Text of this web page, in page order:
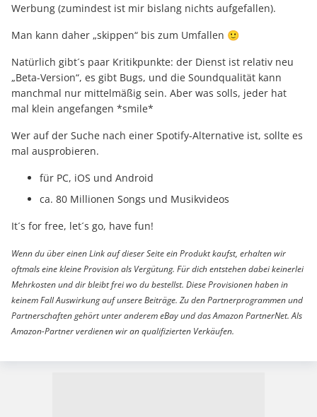
Werbung (zumindest ist mir bislang nichts aufgefallen).
Man kann daher „skippen“ bis zum Umfallen 🙂
Natürlich gibt´s paar Kritikpunkte: der Dienst ist relativ neu
„Beta-Version“, es gibt Bugs, und die Soundqualität kann
manchmal nur mittelmäßig sein. Aber was solls, jeder hat
mal klein angefangen *smile*
Wer auf der Suche nach einer Spotify-Alternative ist, sollte es
mal ausprobieren.
für PC, iOS und Android
ca. 80 Millionen Songs und Musikvideos
It´s for free, let´s go, have fun!
Wenn du über einen Link auf dieser Seite ein Produkt kaufst, erhalten wir
oftmals eine kleine Provision als Vergütung. Für dich entstehen dabei keinerlei
Mehrkosten und dir bleibt frei wo du bestellst. Diese Provisionen haben in
keinem Fall Auswirkung auf unsere Beiträge. Zu den Partnerprogrammen und
Partnerschaften gehört unter anderem eBay und das Amazon PartnerNet. Als
Amazon-Partner verdienen wir an qualifizierten Verkäufen.